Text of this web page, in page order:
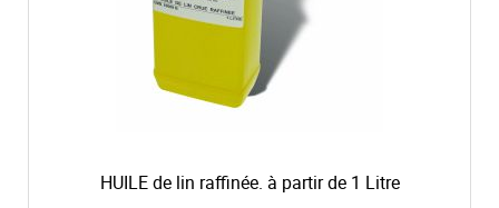
HUILE de lin raffinée. à partir de 1 Litre